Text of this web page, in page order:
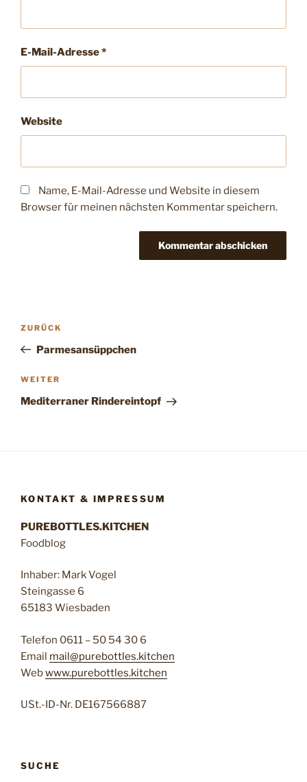
E-Mail-Adresse*
Website
Name, E-Mail-Adresse und Website in diesem
Browser für meinen nächsten Kommentar speichern.
Beitragsnavigation
Vorheriger
Beitrag
ZURÜCK
Parmesansüppchen
Nächster
Beitrag
WEITER
Mediterraner Rindereintopf
KONTAKT & IMPRESSUM
PUREBOTTLES.KITCHEN
Foodblog
Inhaber: Mark Vogel
Steingasse 6
65183 Wiesbaden
Telefon 0611 – 50 54 30 6
Email mail@purebottles.kitchen
Webwww.purebottles.kitchen
USt.-ID-Nr. DE167566887
SUCHE